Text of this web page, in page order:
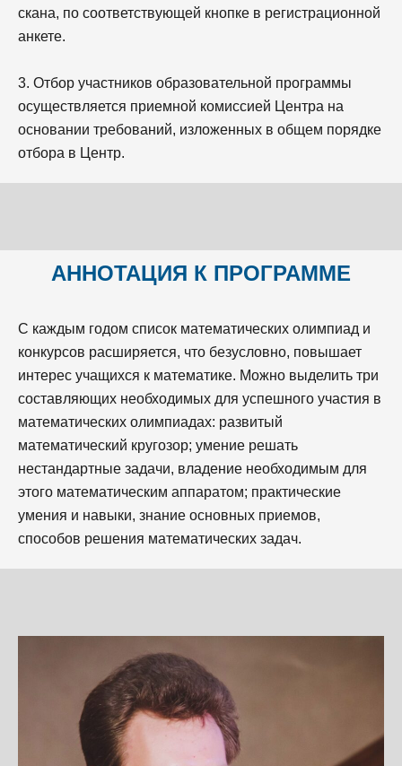
скана, по соответствующей кнопке в регистрационной
анкете.
3. Отбор участников образовательной программы
осуществляется приемной комиссией Центра на
основании требований, изложенных в общем порядке
отбора в Центр.
АННОТАЦИЯ К ПРОГРАММЕ
С каждым годом список математических олимпиад и
конкурсов расширяется, что безусловно, повышает
интерес учащихся к математике. Можно выделить три
составляющих необходимых для успешного участия в
математических олимпиадах: развитый
математический кругозор; умение решать
нестандартные задачи, владение необходимым для
этого математическим аппаратом; практические
умения и навыки, знание основных приемов,
способов решения математических задач.